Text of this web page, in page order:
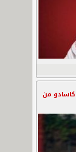
كاسادو من